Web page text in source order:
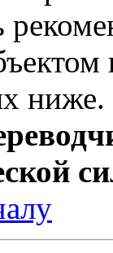
ниже.